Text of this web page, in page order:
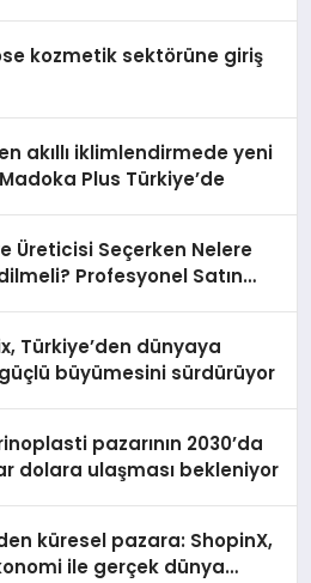
kozmetik sektörüne giriş
akıllı iklimlendirmede yeni
Plus Türkiye’de
Üreticisi Seçerken Nelere
Profesyonel Satın
Türkiye’den dünyaya
büyümesini sürdürüyor
pazarının 2030’da
dolara ulaşması bekleniyor
küresel pazara: ShopinX,
ile gerçek dünya